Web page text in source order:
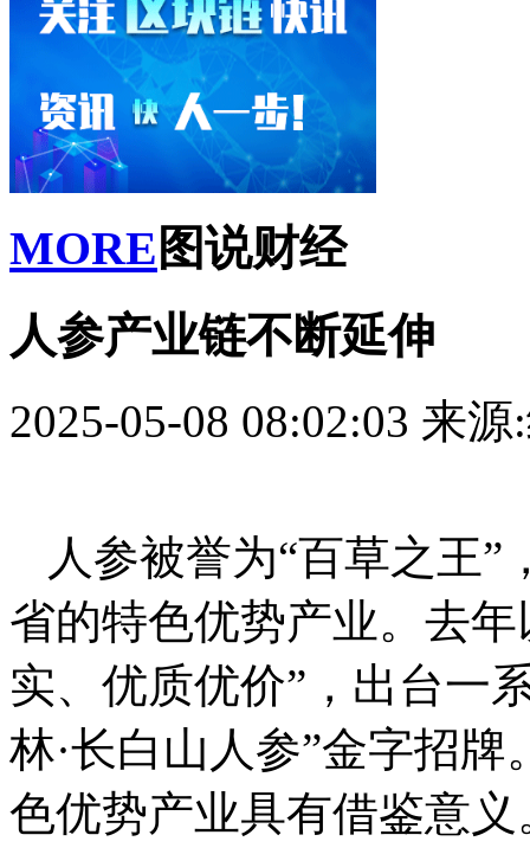
MORE 图说财经
人参产业链不断延伸
2025-05-08 08:02:03 来源
人参被誉为“百草之王
省的特色优势产业。去
实、优质优价”，出台一
林·长白山人参”金字招
色优势产业具有借鉴意义